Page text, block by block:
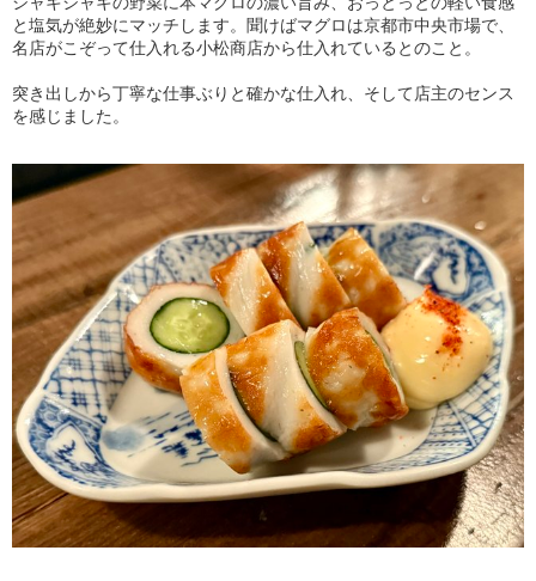
と塩気が絶妙にマッチします。聞けばマグロは京都市中央市場で、
名店がこぞって仕入れる小松商店から仕入れているとのこと。
突き出しから丁寧な仕事ぶりと確かな仕入れ、そして店主のセンス
を感じました。